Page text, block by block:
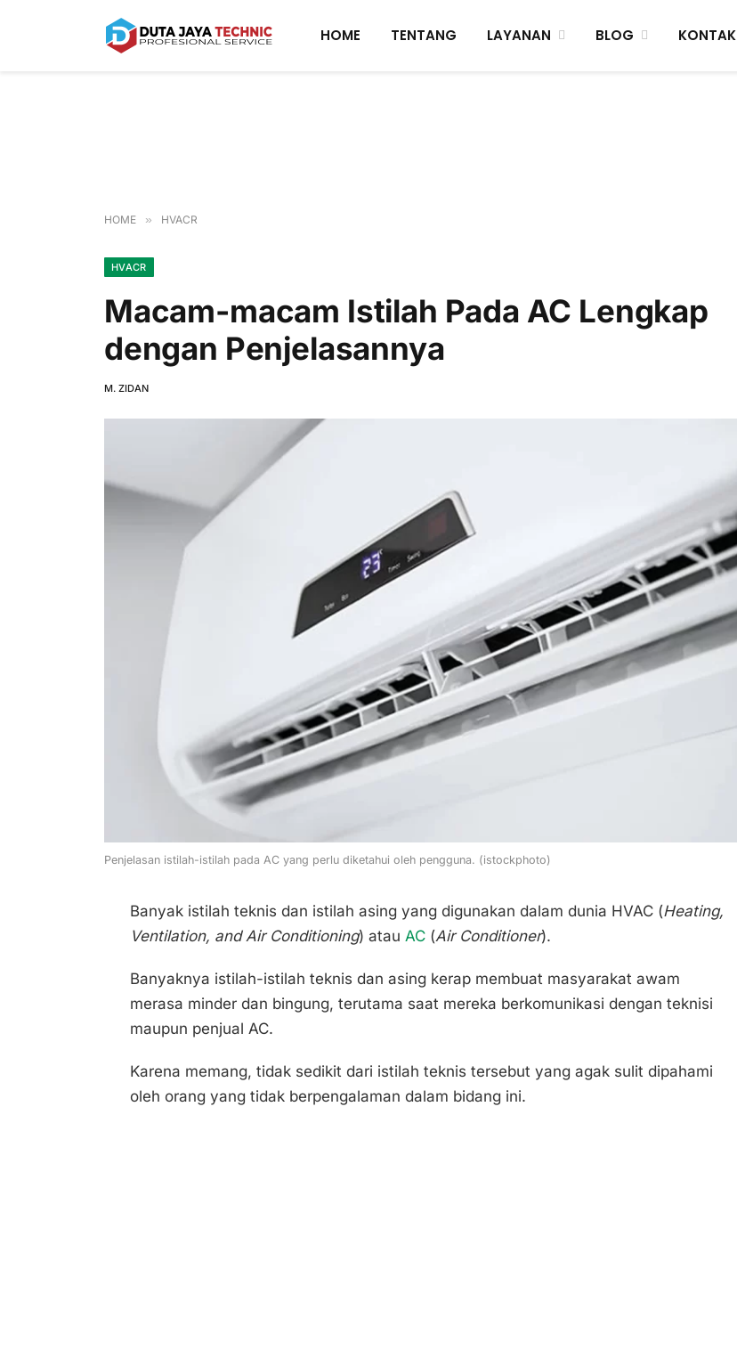
HOME TENTANG LAYANAN BLOG KONTAK
HOME » HVACR
HVACR
Macam-macam Istilah Pada AC Lengkap
dengan Penjelasannya
M. ZIDAN
Penjelasan istilah-istilah pada AC yang perlu diketahui oleh pengguna. (istockphoto)
Banyak istilah teknis dan istilah asing yang digunakan dalam dunia HVAC (Heating,
Ventilation, and Air Conditioning) atau AC(Air Conditioner).
Banyaknya istilah-istilah teknis dan asing kerap membuat masyarakat awam
merasa minder dan bingung, terutama saat mereka berkomunikasi dengan teknisi
maupun penjual AC.
Karena memang, tidak sedikit dari istilah teknis tersebut yang agak sulit dipahami
oleh orang yang tidak berpengalaman dalam bidang ini.